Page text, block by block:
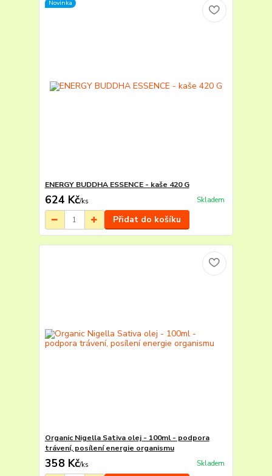
Novinka
ENERGY BUDDHA ESSENCE - kaše 420 G
624 Kč/ks Skladem
Přidat do košíku
Organic Nigella Sativa olej - 100ml - podpora
trávení, posílení energie organismu
358 Kč/ks Skladem